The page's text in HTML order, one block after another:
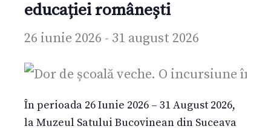
educației românești
26 iunie 2026 - 31 august 2026
În perioada 26 Iunie 2026 – 31 August 2026,
la Muzeul Satului Bucovinean din Suceava